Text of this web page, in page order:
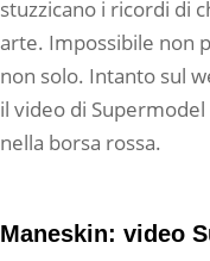
stuzzicano i ricordi di
arte. Impossibile non
non solo. Intanto sul
il video di Supermodel
nella borsa rossa.
Maneskin: video